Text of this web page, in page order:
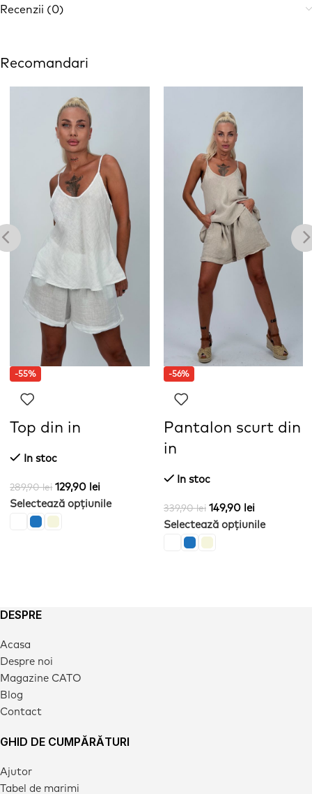
Recenzii (0)
Recomandari
-55%
Top din in
In stoc
289,90lei 129,90 lei
Selectează opțiunile
-56%
Pantalon scurt din
in
In stoc
339,90lei 149,90 lei
Selectează opțiunile
DESPRE
Acasa
Despre noi
Magazine CATO
Blog
Contact
GHID DE CUMPĂRĂTURI
Ajutor
Tabel de marimi